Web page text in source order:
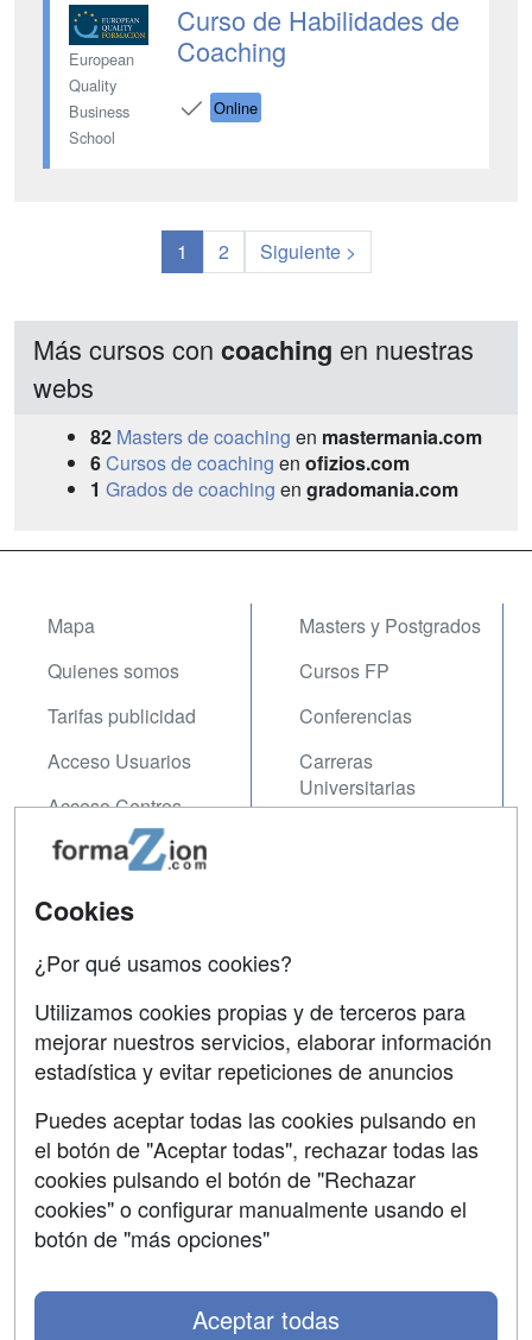
European
Quality
Business
School
Curso de Habilidades de
Coaching
Online
1 2 Siguiente >
Más cursos con coaching en nuestras
webs
82 Masters de coaching en mastermania.com
6Cursos de coaching en ofizios.com
1 Grados de coaching en gradomania.com
Mapa
Quienes somos
Tarifas publicidad
Acceso Usuarios
Acceso Centros
Masters y Postgrados
Cursos FP
Conferencias
Carreras
Universitarias
Contactar
Copyleft
Grupo formazion:
Cookies
¿Por qué usamos cookies?
Utilizamos cookies propias y de terceros para
mejorar nuestros servicios, elaborar información
estadística y evitar repeticiones de anuncios
Puedes aceptar todas las cookies pulsando en
el botón de "Aceptar todas", rechazar todas las
cookies pulsando el botón de "Rechazar
cookies" o configurar manualmente usando el
botón de "más opciones"
Aceptar todas